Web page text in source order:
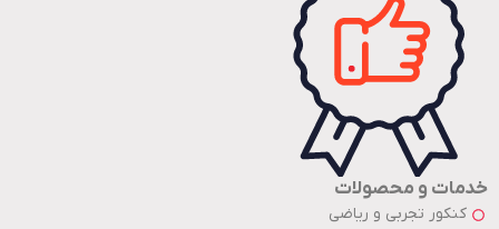
خدمات و محصولات
کنکور تجربی و ریاضی